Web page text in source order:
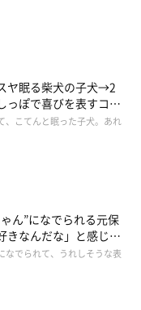
ヤ眠る柴犬の子犬→2
っぽで喜びを表すコに
、こてんと眠った子犬。あれ
ん”になでられる元保
なんだな」と感じる
なでられて、うれしそうな表